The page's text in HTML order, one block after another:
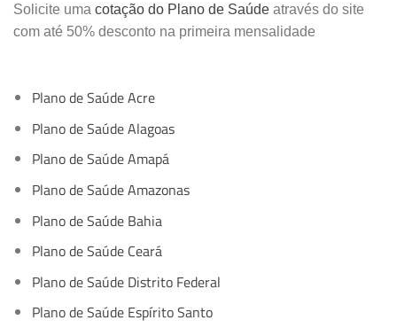
Solicite uma cotação do Plano de Saúde através do site
com até 50% desconto na primeira mensalidade
Plano de Saúde Acre
Plano de Saúde Alagoas
Plano de Saúde Amapá
Plano de Saúde Amazonas
Plano de Saúde Bahia
Plano de Saúde Ceará
Plano de Saúde Distrito Federal
Plano de Saúde Espírito Santo